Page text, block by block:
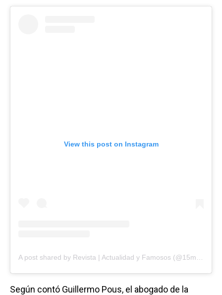
View this post on Instagram
Según contó Guillermo Pous, el abogado de la